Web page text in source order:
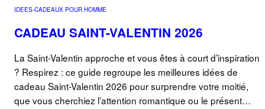
IDEES-CADEAUX POUR HOMME
CADEAU SAINT-VALENTIN 2026
La Saint-Valentin approche et vous êtes à court d’inspiration
? Respirez : ce guide regroupe les meilleures idées de
cadeau Saint-Valentin 2026 pour surprendre votre moitié,
que vous cherchiez l’attention romantique ou le présent…